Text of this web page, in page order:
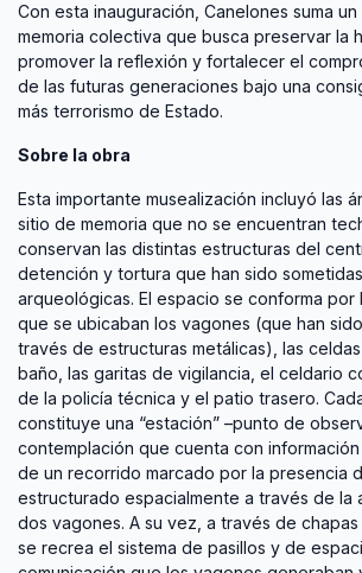
Con esta inauguración, Canelones suma
memoria colectiva que busca preservar la
promover la reflexión y fortalecer el
de las futuras generaciones bajo una
más terrorismo de Estado.
Sobre la obra
Esta importante musealización incluyó las
sitio de memoria que no se encuentran
conservan las distintas estructuras del
detención y tortura que han sido
arqueológicas. El espacio se conforma por
que se ubicaban los vagones (que han
través de estructuras metálicas), las
baño, las garitas de vigilancia, el celdario
de la policía técnica y el patio trasero.
constituye una “estación” –punto de
contemplación que cuenta con
de un recorrido marcado por la presencia
estructurado espacialmente a través de la
dos vagones. A su vez, a través de chapas
se recrea el sistema de pasillos y de